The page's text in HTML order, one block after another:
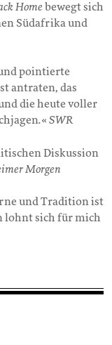
Home bewegt sich
Südafrika und
pointierte
antraten, das
die heute voller
SWR
Diskussion
Morgen
und Tradition ist
lohnt sich für mich